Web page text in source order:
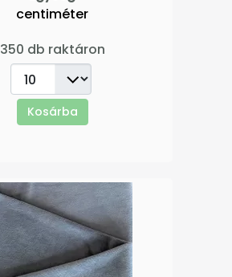
centiméter
350 db raktáron
Kosárba